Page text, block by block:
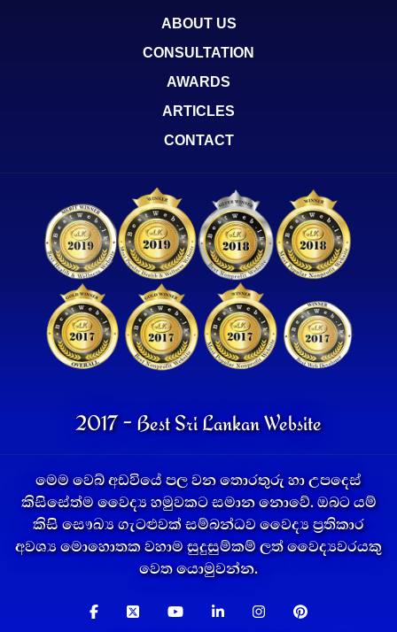
ABOUT US
CONSULTATION
AWARDS
ARTICLES
CONTACT
2017 - Best Sri Lankan Website
මෙම වෙබ් අඩවියේ පල වන තොරතුරු හා උපදෙස්
කිසිසේත්ම වෛද්‍ය හමුවකට සමාන නොවේ. ඔබට යම්
කිසි සෞඛ්‍ය ගැටළුවක් සම්බන්ධව වෛද්‍ය ප්‍රතිකාර
අවශ්‍ය මොහොතක වහාම සුදුසුම්කම් ලත් වෛද්‍යවරයකු
වෙත යොමුවන්න.